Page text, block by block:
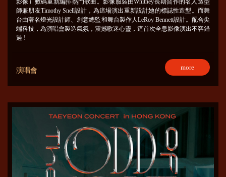
師兼朋友Timothy Snell設計，為這場演出重新設計她的標誌性造型。而舞
台由著名燈光設計師、創意總監和舞台製作人LeRoy Bennett設計。配合尖
端科技，為演唱會製造氣氛，震撼歌迷心靈，這首次全息影像演出不容錯
過 !
演唱會 more